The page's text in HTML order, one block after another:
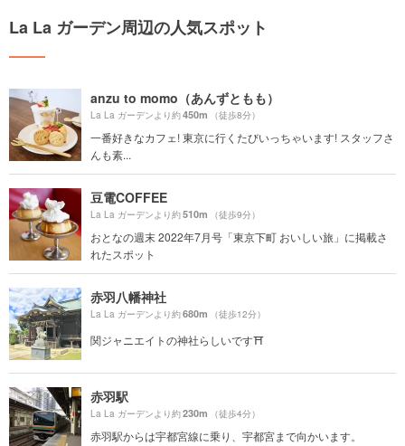
La La ガーデン周辺の人気スポット
anzu to momo（あんずともも）
La La ガーデンより約450m （徒歩8分）
一番好きなカフェ! 東京に行くたびいっちゃいます! スタッフさ
んも素...
豆電COFFEE
La La ガーデンより約510m （徒歩9分）
おとなの週末 2022年7月号「東京下町 おいしい旅」に掲載さ
れたスポット
赤羽八幡神社
La La ガーデンより約680m （徒歩12分）
関ジャニエイトの神社らしいです⛩
赤羽駅
La La ガーデンより約230m （徒歩4分）
赤羽駅からは宇都宮線に乗り、宇都宮まで向かいます。